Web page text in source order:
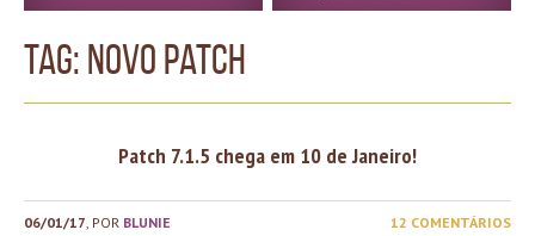
TAG: novo patch
Patch 7.1.5 chega em 10 de Janeiro!
06/01/17, POR BLUNIE 12 COMENTÁRIOS